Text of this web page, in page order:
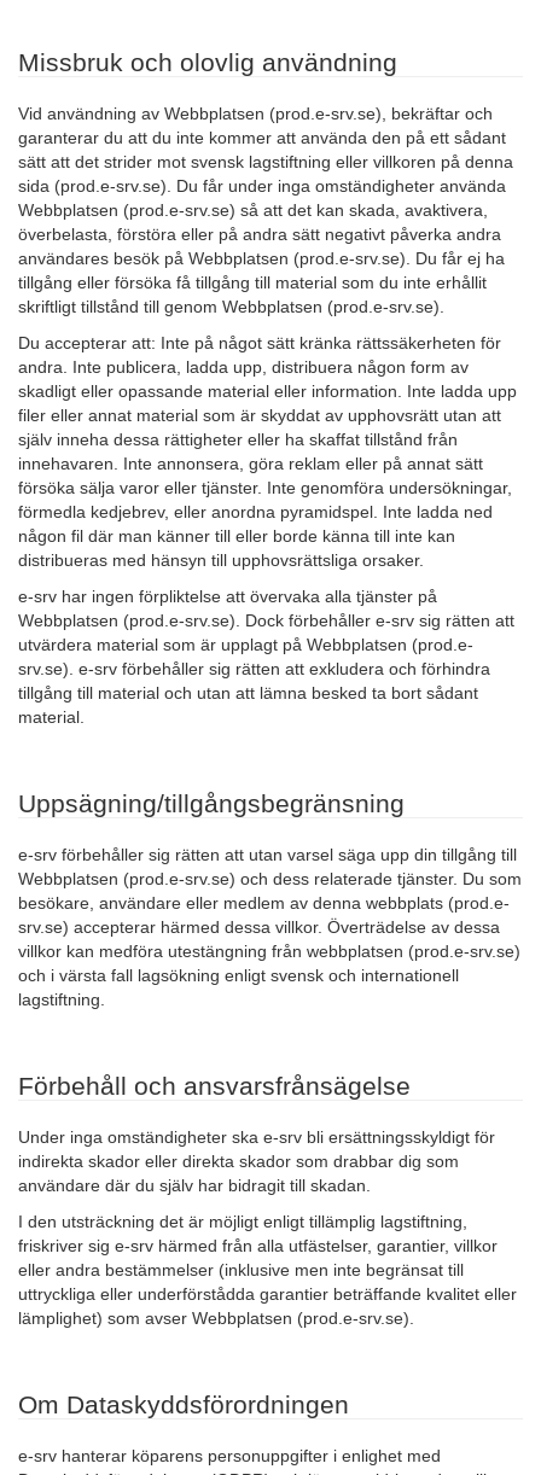
Missbruk och olovlig användning
Vid användning av Webbplatsen (prod.e-srv.se), bekräftar och
garanterar du att du inte kommer att använda den på ett sådant
sätt att det strider mot svensk lagstiftning eller villkoren på denna
sida (prod.e-srv.se). Du får under inga omständigheter använda
Webbplatsen (prod.e-srv.se) så att det kan skada, avaktivera,
överbelasta, förstöra eller på andra sätt negativt påverka andra
användares besök på Webbplatsen (prod.e-srv.se). Du får ej ha
tillgång eller försöka få tillgång till material som du inte erhållit
skriftligt tillstånd till genom Webbplatsen (prod.e-srv.se).
Du accepterar att: Inte på något sätt kränka rättssäkerheten för
andra. Inte publicera, ladda upp, distribuera någon form av
skadligt eller opassande material eller information. Inte ladda upp
filer eller annat material som är skyddat av upphovsrätt utan att
själv inneha dessa rättigheter eller ha skaffat tillstånd från
innehavaren. Inte annonsera, göra reklam eller på annat sätt
försöka sälja varor eller tjänster. Inte genomföra undersökningar,
förmedla kedjebrev, eller anordna pyramidspel. Inte ladda ned
någon fil där man känner till eller borde känna till inte kan
distribueras med hänsyn till upphovsrättsliga orsaker.
e-srv har ingen förpliktelse att övervaka alla tjänster på
Webbplatsen (prod.e-srv.se). Dock förbehåller e-srv sig rätten att
utvärdera material som är upplagt på Webbplatsen (prod.e-
srv.se). e-srv förbehåller sig rätten att exkludera och förhindra
tillgång till material och utan att lämna besked ta bort sådant
material.
Uppsägning/tillgångsbegränsning
e-srv förbehåller sig rätten att utan varsel säga upp din tillgång till
Webbplatsen (prod.e-srv.se) och dess relaterade tjänster. Du som
besökare, användare eller medlem av denna webbplats (prod.e-
srv.se) accepterar härmed dessa villkor. Överträdelse av dessa
villkor kan medföra utestängning från webbplatsen (prod.e-srv.se)
och i värsta fall lagsökning enligt svensk och internationell
lagstiftning.
Förbehåll och ansvarsfrånsägelse
Under inga omständigheter ska e-srv bli ersättningsskyldigt för
indirekta skador eller direkta skador som drabbar dig som
användare där du själv har bidragit till skadan.
I den utsträckning det är möjligt enligt tillämplig lagstiftning,
friskriver sig e-srv härmed från alla utfästelser, garantier, villkor
eller andra bestämmelser (inklusive men inte begränsat till
uttryckliga eller underförstådda garantier beträffande kvalitet eller
lämplighet) som avser Webbplatsen (prod.e-srv.se).
Om Dataskyddsförordningen
e-srv hanterar köparens personuppgifter i enlighet med